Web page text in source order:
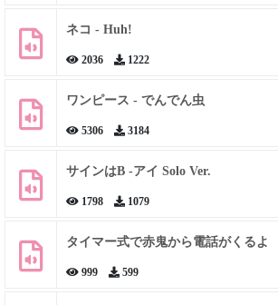
ネコ - Huh!
2036 1222
ワンピース - でんでん虫
5306 3184
サインはB -アイ Solo Ver.
1798 1079
タイマー式で赤鬼から電話がくるよ
999 599